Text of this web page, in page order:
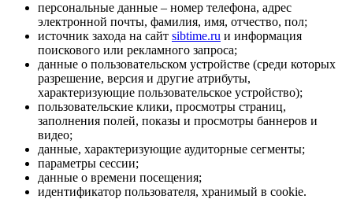
персональные данные – номер телефона, адрес
электронной почты, фамилия, имя, отчество, пол;
источник захода на сайт sibtime.ru и информация
поискового или рекламного запроса;
данные о пользовательском устройстве (среди которых
разрешение, версия и другие атрибуты,
характеризующие пользовательское устройство);
пользовательские клики, просмотры страниц,
заполнения полей, показы и просмотры баннеров и
видео;
данные, характеризующие аудиторные сегменты;
параметры сессии;
данные о времени посещения;
идентификатор пользователя, хранимый в cookie.